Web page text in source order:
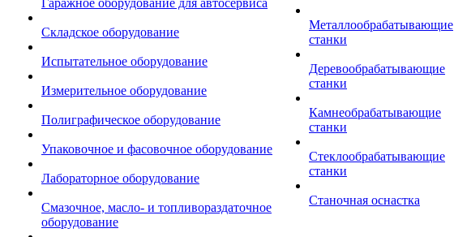
Гаражное оборудование для автосервиса
Складское оборудование
Испытательное оборудование
Измерительное оборудование
Полиграфическое оборудование
Упаковочное и фасовочное оборудование
Лабораторное оборудование
Смазочное, масло- и топливораздаточное
оборудование
Металлообрабатывающие
станки
Деревообрабатывающие
станки
Камнеобрабатывающие
станки
Стеклообрабатывающие
станки
Станочная оснастка